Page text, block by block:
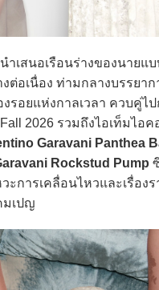
นอเรือนร่างของนายแบ
ต่อเนื่อง ท่ามกลางบรรยาก
รอยแห่งกาลเวลา ควบคู่ไป
2026 รวมถึงไอเท็มไอค
Garavani Panthea
Rockstud Pump
ะการเคลื่อนไหวและเรื่อง
มเปญ